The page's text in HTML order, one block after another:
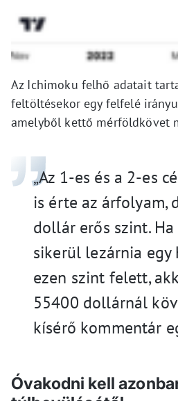
Az Ichimoku felhő adatait
feltöltésekor egy felfelé
amelyből kettő mérföldkövet
„Az 1-es és a 2-es
is érte az árfolyam,
dollár erős szint.
sikerül lezárnia
ezen szint felett,
55400 dollárnál
kísérő kommentár
Óvakodni kell